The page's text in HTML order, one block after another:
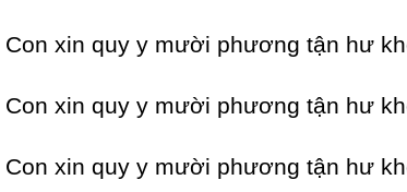
Con xin quy y mười phương tận hư
Con xin quy y mười phương tận hư
Con xin quy y mười phương tận hư